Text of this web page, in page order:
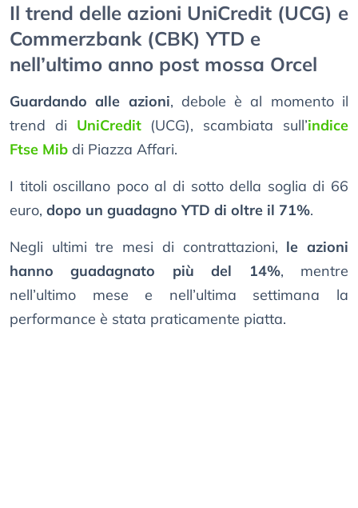
Il trend delle azioni UniCredit (UCG) e
Commerzbank (CBK) YTD e
nell’ultimo anno post mossa Orcel
Guardando alle azioni, debole è al momento il
trend di UniCredit(UCG), scambiata sull’indice
Ftse Mib di Piazza Affari.
I titoli oscillano poco al di sotto della soglia di 66
euro, dopo un guadagno YTD di oltre il 71%.
Negli ultimi tre mesi di contrattazioni, le azioni
hanno guadagnato più del 14%, mentre
nell’ultimo mese e nell’ultima settimana la
performance è stata praticamente piatta.